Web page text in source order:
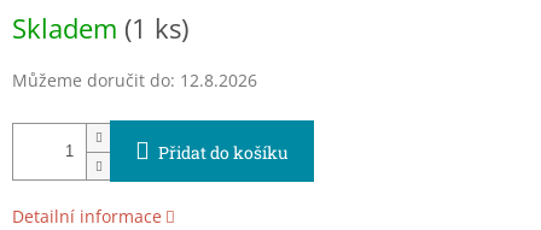
cena:
Skladem (1 ks)
Můžeme doručit do: 12.8.2026
Přidat do košíku
Detailní informace